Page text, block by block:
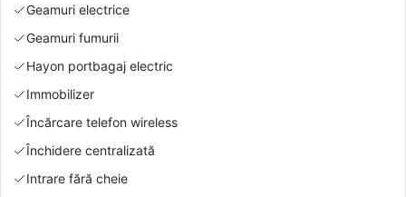
Geamuri electrice
Geamuri fumurii
Hayon portbagaj electric
Immobilizer
Încărcare telefon wireless
Închidere centralizată
Intrare fără cheie